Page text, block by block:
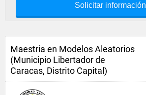
Solicitar información
Maestria en Modelos Aleatorios
(Municipio Libertador de
Caracas, Distrito Capital)